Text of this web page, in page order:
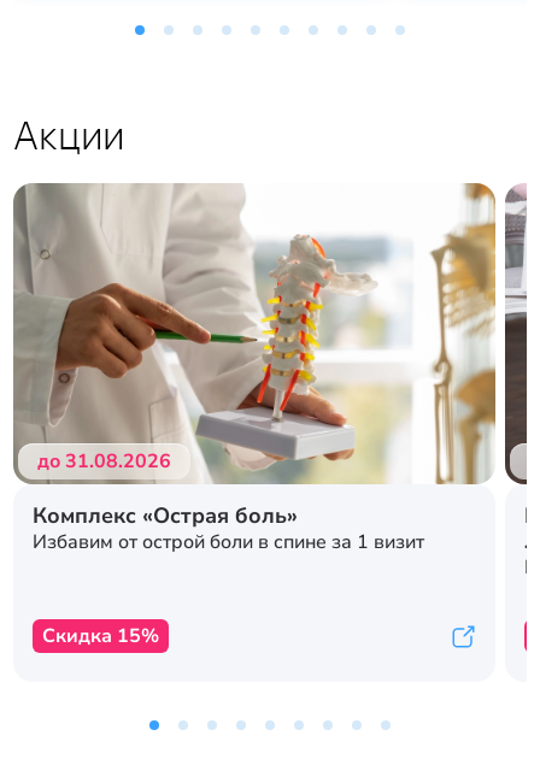
Подробнее Подробнее
Акции
до 31.08.2026
Комплекс «Острая боль»
Избавим от острой боли в спине за 1 визит
Скидка 15%